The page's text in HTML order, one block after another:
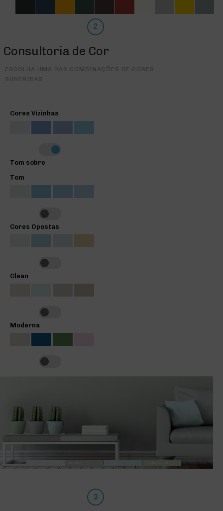
Consultoria de Cor
ESCOLHA UMA DAS COMBINAÇÕES DE CORES
SUGERIDAS
Cores Vizinhas
Tom sobre
Tom
Cores Opostas
Clean
Moderna